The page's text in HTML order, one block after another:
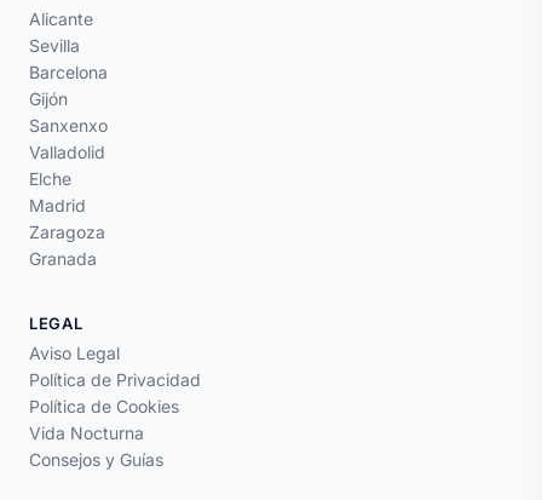
Alicante
Sevilla
Barcelona
Gijón
Sanxenxo
Valladolid
Elche
Madrid
Zaragoza
Granada
LEGAL
Aviso Legal
Política de Privacidad
Política de Cookies
Vida Nocturna
Consejos y Guías